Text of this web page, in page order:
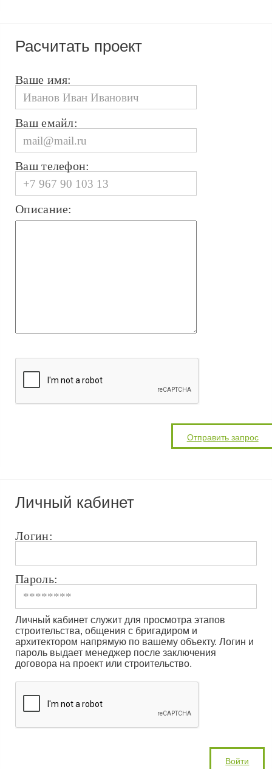
Расчитать проект
Ваше имя:
Ваш емайл:
Ваш телефон:
Описание:
Личный кабинет
Логин:
Пароль:
Личный кабинет служит для просмотра этапов
строительства, общения с бригадиром и
архитектором напрямую по вашему объекту. Логин и
пароль выдает менеджер после заключения
договора на проект или строительство.